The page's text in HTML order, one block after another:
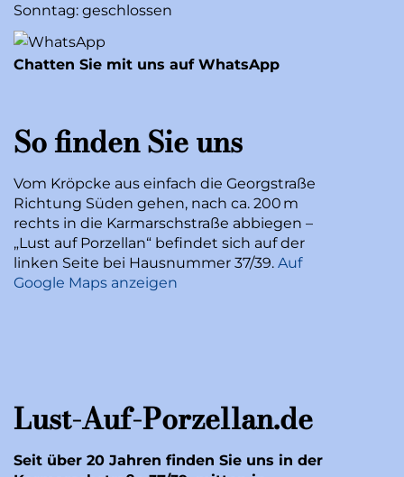
Sonntag: geschlossen
Chatten Sie mit uns auf WhatsApp
So finden Sie uns
Vom Kröpcke aus einfach die Georgstraße
Richtung Süden gehen, nach ca. 200 m
rechts in die Karmarschstraße abbiegen –
„Lust auf Porzellan“ befindet sich auf der
linken Seite bei Hausnummer 37/39. Auf
Google Maps anzeigen
Lust-Auf-Porzellan.de
Seit über 20 Jahren finden Sie uns in der